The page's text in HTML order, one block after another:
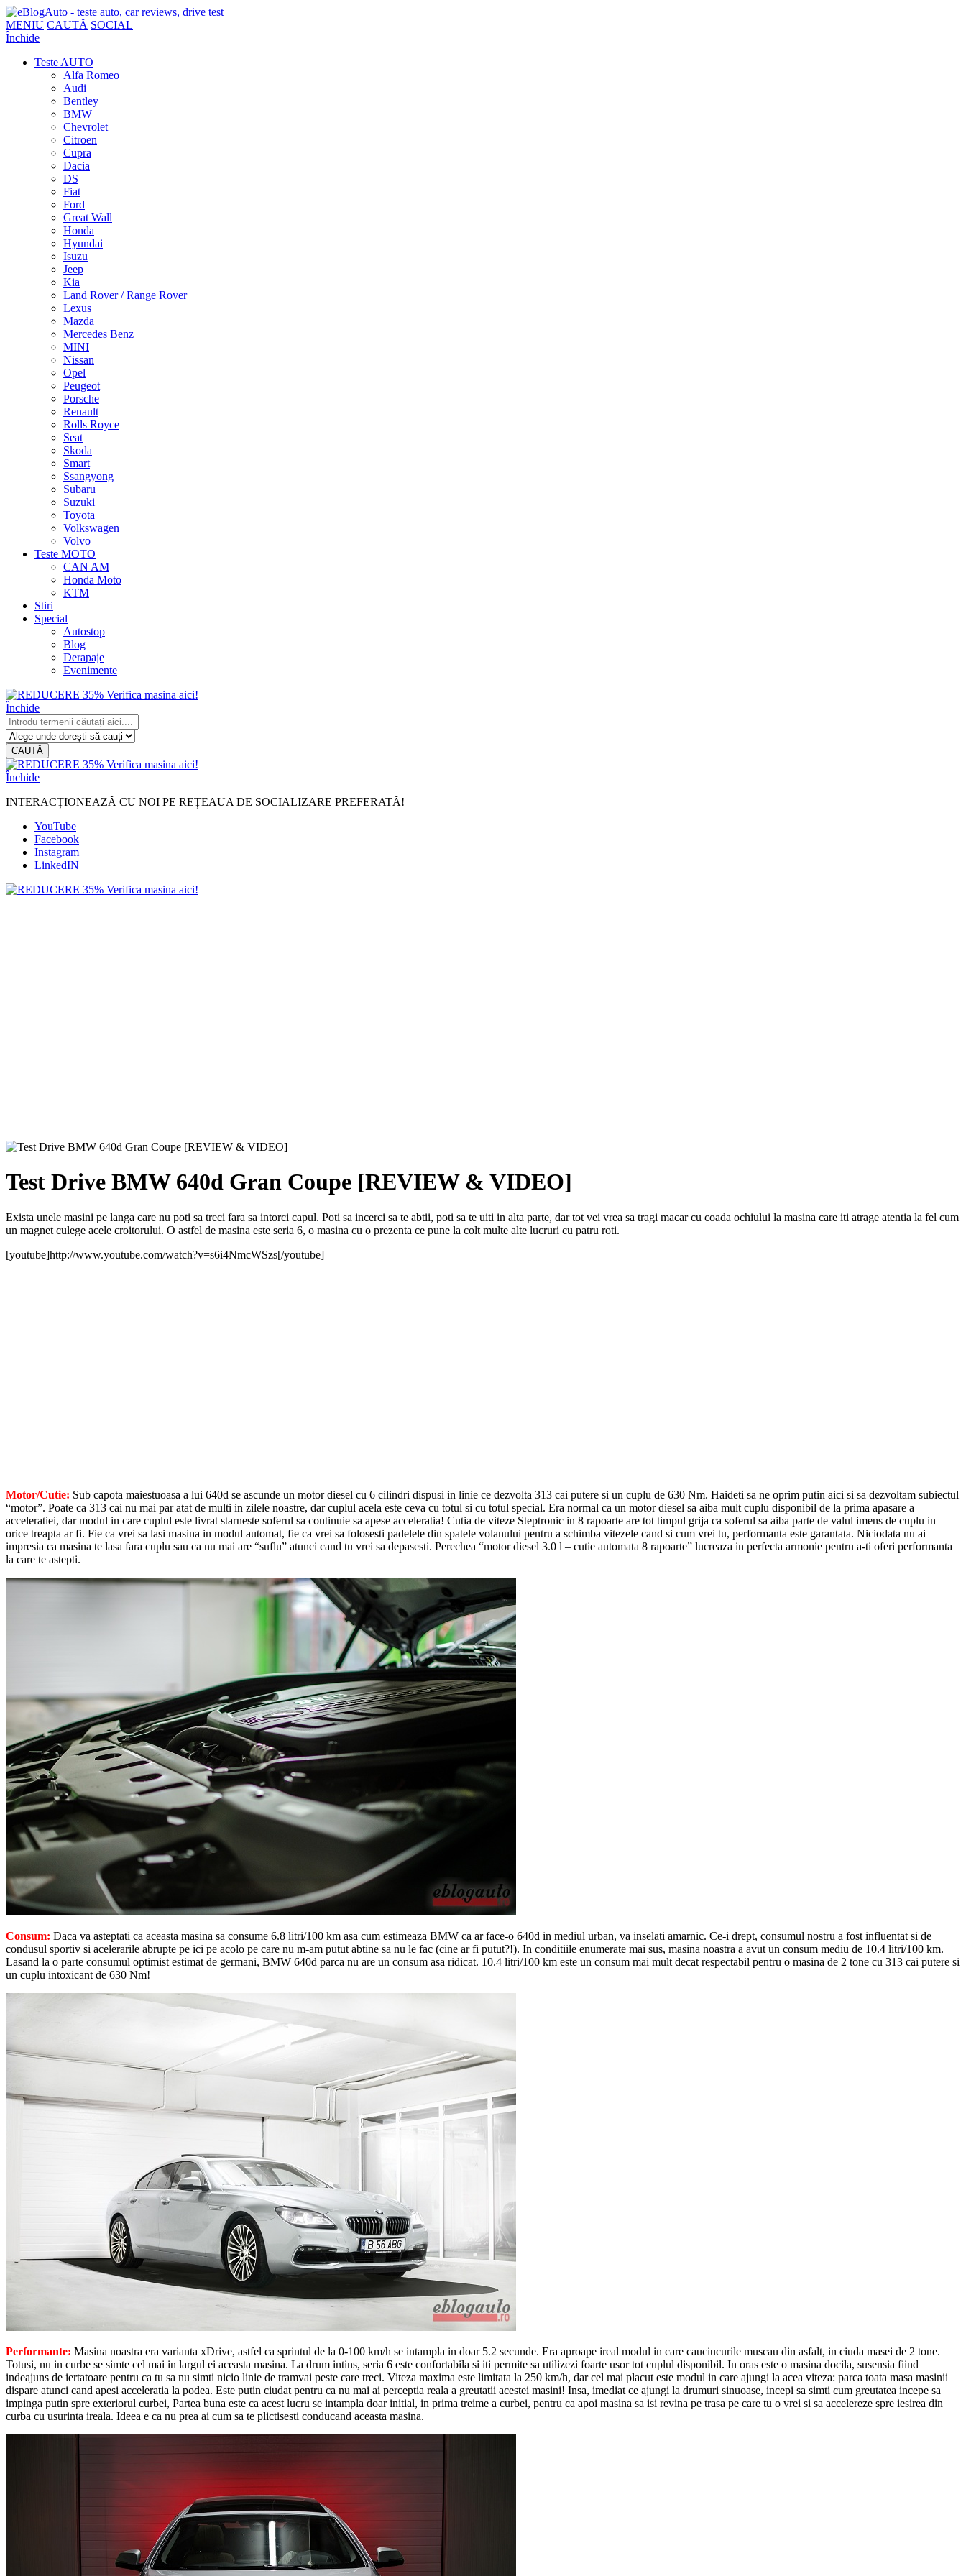
MENIU CAUTĂ SOCIAL
Închide
Teste AUTO
Alfa Romeo
Audi
Bentley
BMW
Chevrolet
Citroen
Cupra
Dacia
DS
Fiat
Ford
Great Wall
Honda
Hyundai
Isuzu
Jeep
Kia
Land Rover / Range Rover
Lexus
Mazda
Mercedes Benz
MINI
Nissan
Opel
Peugeot
Porsche
Renault
Rolls Royce
Seat
Skoda
Smart
Ssangyong
Subaru
Suzuki
Toyota
Volkswagen
Volvo
Teste MOTO
CAN AM
Honda Moto
KTM
Stiri
Special
Autostop
Blog
Derapaje
Evenimente
Închide
CAUTĂ
Închide
INTERACȚIONEAZĂ CU NOI PE REȚEAUA DE SOCIALIZARE PREFERATĂ!
YouTube
Facebook
Instagram
LinkedIN
Test Drive BMW 640d Gran Coupe [REVIEW & VIDEO]
Exista unele masini pe langa care nu poti sa treci fara sa intorci capul. Poti sa incerci sa te abtii, poti sa te uiti in alta parte, dar tot vei vrea sa tragi macar cu coada ochiului la masina care iti atrage atentia la fel cum
un magnet culege acele croitorului. O astfel de masina este seria 6, o masina cu o prezenta ce pune la colt multe alte lucruri cu patru roti.
[youtube]http://www.youtube.com/watch?v=s6i4NmcWSzs[/youtube]
Motor/Cutie: Sub capota maiestuoasa a lui 640d se ascunde un motor diesel cu 6 cilindri dispusi in linie ce dezvolta 313 cai putere si un cuplu de 630 Nm. Haideti sa ne oprim putin aici si sa dezvoltam subiectul
“motor”. Poate ca 313 cai nu mai par atat de multi in zilele noastre, dar cuplul acela este ceva cu totul si cu totul special. Era normal ca un motor diesel sa aiba mult cuplu disponibil de la prima apasare a
acceleratiei, dar modul in care cuplul este livrat starneste soferul sa continuie sa apese acceleratia! Cutia de viteze Steptronic in 8 rapoarte are tot timpul grija ca soferul sa aiba parte de valul imens de cuplu in
orice treapta ar fi. Fie ca vrei sa lasi masina in modul automat, fie ca vrei sa folosesti padelele din spatele volanului pentru a schimba vitezele cand si cum vrei tu, performanta este garantata. Niciodata nu ai
impresia ca masina te lasa fara cuplu sau ca nu mai are “suflu” atunci cand tu vrei sa depasesti. Perechea “motor diesel 3.0 l – cutie automata 8 rapoarte” lucreaza in perfecta armonie pentru a-ti oferi performanta
la care te astepti.
Consum: Daca va asteptati ca aceasta masina sa consume 6.8 litri/100 km asa cum estimeaza BMW ca ar face-o 640d in mediul urban, va inselati amarnic. Ce-i drept, consumul nostru a fost influentat si de
condusul sportiv si acelerarile abrupte pe ici pe acolo pe care nu m-am putut abtine sa nu le fac (cine ar fi putut?!). In conditiile enumerate mai sus, masina noastra a avut un consum mediu de 10.4 litri/100 km.
Lasand la o parte consumul optimist estimat de germani, BMW 640d parca nu are un consum asa ridicat. 10.4 litri/100 km este un consum mai mult decat respectabil pentru o masina de 2 tone cu 313 cai putere si
un cuplu intoxicant de 630 Nm!
Performante: Masina noastra era varianta xDrive, astfel ca sprintul de la 0-100 km/h se intampla in doar 5.2 secunde. Era aproape ireal modul in care cauciucurile muscau din asfalt, in ciuda masei de 2 tone.
Totusi, nu in curbe se simte cel mai in largul ei aceasta masina. La drum intins, seria 6 este confortabila si iti permite sa utilizezi foarte usor tot cuplul disponibil. In oras este o masina docila, susensia fiind
indeajuns de iertatoare pentru ca tu sa nu simti nicio linie de tramvai peste care treci. Viteza maxima este limitata la 250 km/h, dar cel mai placut este modul in care ajungi la acea viteza: parca toata masa masinii
dispare atunci cand apesi acceleratia la podea. Este putin ciudat pentru ca nu mai ai perceptia reala a greutatii acestei masini! Insa, imediat ce ajungi la drumuri sinuoase, incepi sa simti cum greutatea incepe sa
impinga putin spre exteriorul curbei, Partea buna este ca acest lucru se intampla doar initial, in prima treime a curbei, pentru ca apoi masina sa isi revina pe trasa pe care tu o vrei si sa accelereze spre iesirea din
curba cu usurinta ireala. Ideea e ca nu prea ai cum sa te plictisesti conducand aceasta masina.